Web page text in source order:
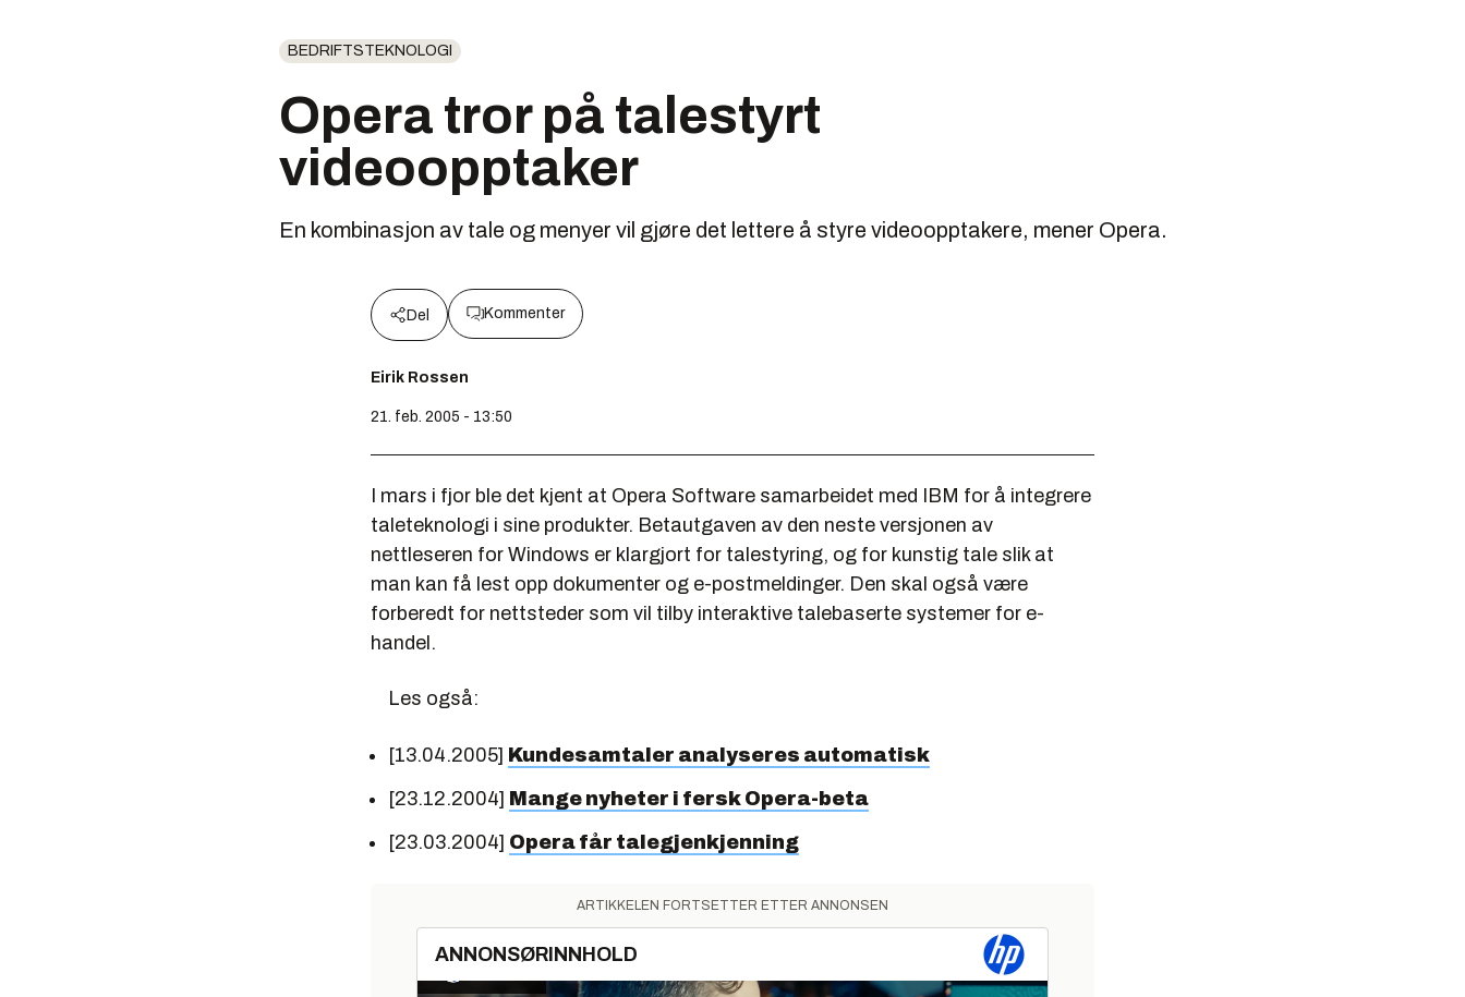
BEDRIFTSTEKNOLOGI
Opera tror på talestyrt
videoopptaker
En kombinasjon av tale og menyer vil gjøre det lettere å styre videoopptakere, mener Opera.
Del Kommenter
Eirik Rossen
21. feb. 2005 - 13:50
I mars i fjor ble det kjent at Opera Software samarbeidet med IBM for å integrere
taleteknologi i sine produkter. Betautgaven av den neste versjonen av
nettleseren for Windows er klargjort for talestyring, og for kunstig tale slik at
man kan få lest opp dokumenter og e-postmeldinger. Den skal også være
forberedt for nettsteder som vil tilby interaktive talebaserte systemer for e-
handel.
Les også:
[13.04.2005] Kundesamtaler analyseres automatisk
[23.12.2004] Mange nyheter i fersk Opera-beta
[23.03.2004] Opera får talegjenkjenning
ARTIKKELEN FORTSETTER ETTER ANNONSEN
ANNONSØRINNHOLD